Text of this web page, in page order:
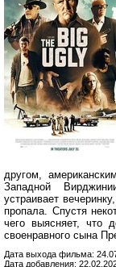
другом,
Западной
устраивает
пропала. Спустя
чего выясняет, что
своенравного сына
Дата выхода фильма:
Дата добавления: